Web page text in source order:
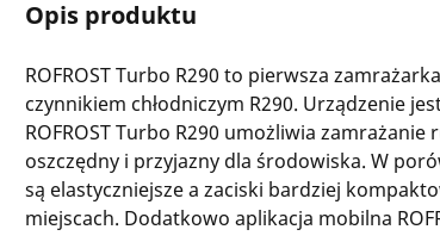
Opis produktu
ROFROST Turbo R290 to pierwsza
czynnikiem chłodniczym R290. Urządzenie
ROFROST Turbo R290 umożliwia
oszczędny i przyjazny dla środowiska. W
są elastyczniejsze a zaciski bardziej
miejscach. Dodatkowo aplikacja mobilna